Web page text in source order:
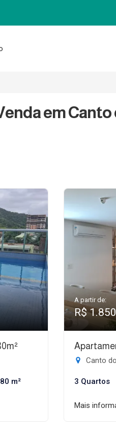
em
80 m²
A partir de:
R$
Canto
3 Quartos
Mais